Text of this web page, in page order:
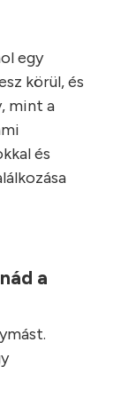
egy
körül, és
mint a
és
a